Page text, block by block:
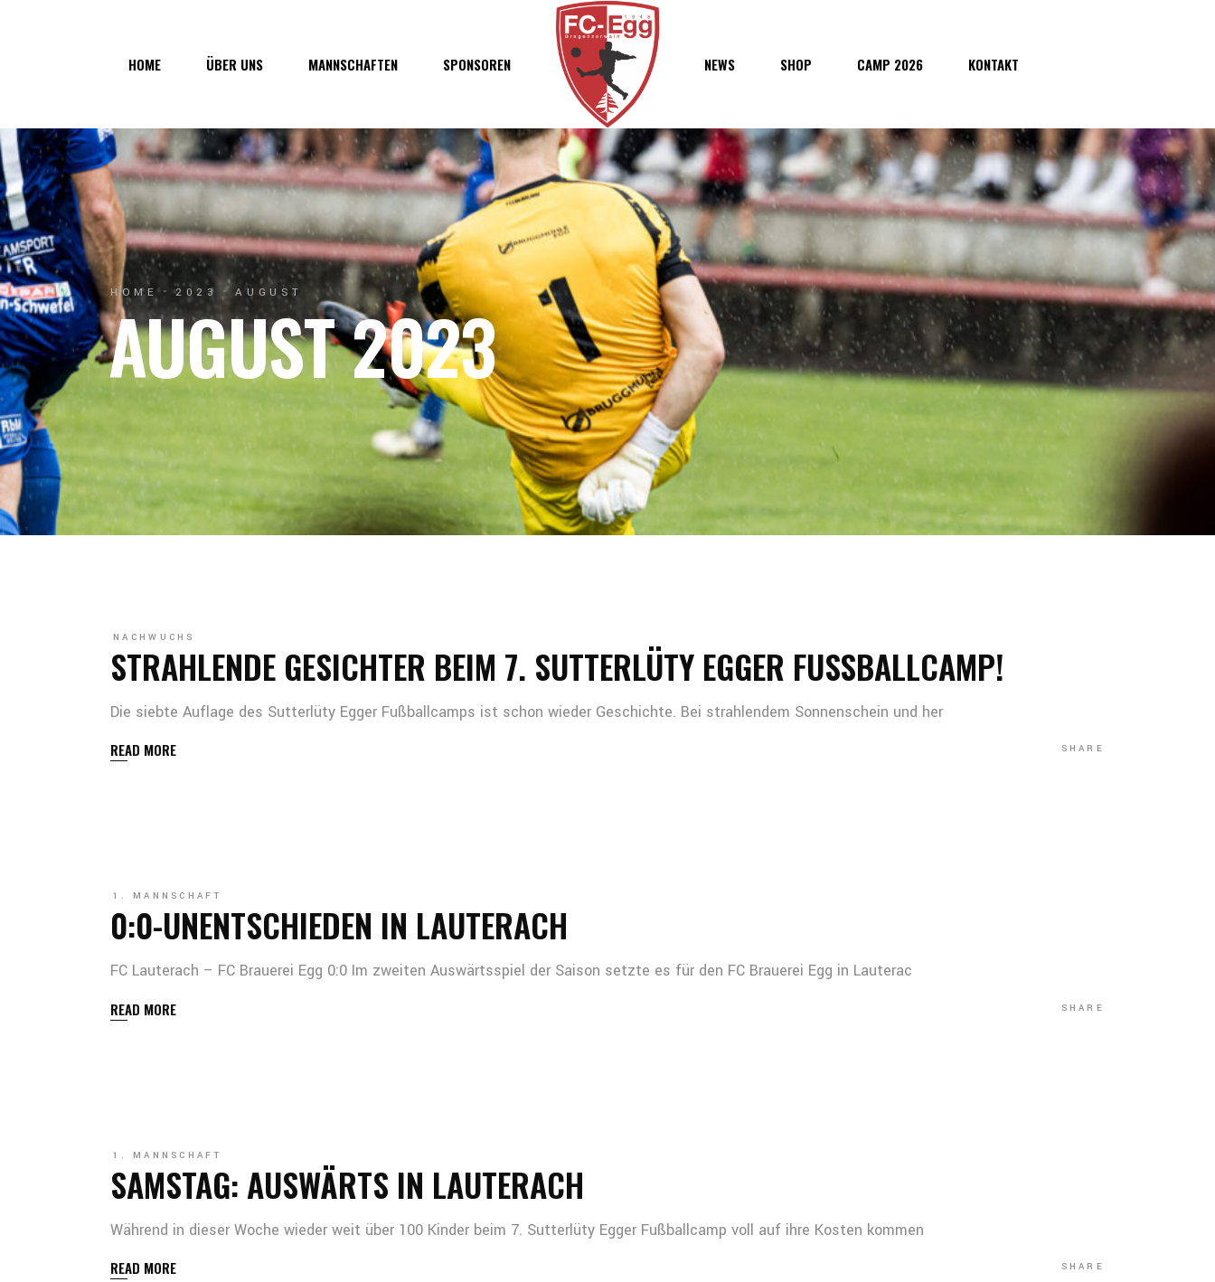
HOME ÜBER UNS
Über uns
Vorstand
Geschichte
Junkerau
MANNSCHAFTEN
1. Mannschaft
1b-Mannschaft
Nachwuchs
SPONSOREN NEWS SHOP CAMP 2026 KONTAKT
Junkerau
HOME 2023 AUGUST
AUGUST 2023
NACHWUCHS
STRAHLENDE GESICHTER BEIM 7. SUTTERLÜTY EGGER FUSSBALLCAMP!
Die siebte Auflage des Sutterlüty Egger Fußballcamps ist schon wieder Geschichte. Bei strahlendem Sonnenschein und her
READ MORE SHARE
1. MANNSCHAFT
0:0-UNENTSCHIEDEN IN LAUTERACH
FC Lauterach – FC Brauerei Egg 0:0 Im zweiten Auswärtsspiel der Saison setzte es für den FC Brauerei Egg in Lauterac
READ MORE SHARE
1. MANNSCHAFT
SAMSTAG: AUSWÄRTS IN LAUTERACH
Während in dieser Woche wieder weit über 100 Kinder beim 7. Sutterlüty Egger Fußballcamp voll auf ihre Kosten kommen
READ MORE SHARE